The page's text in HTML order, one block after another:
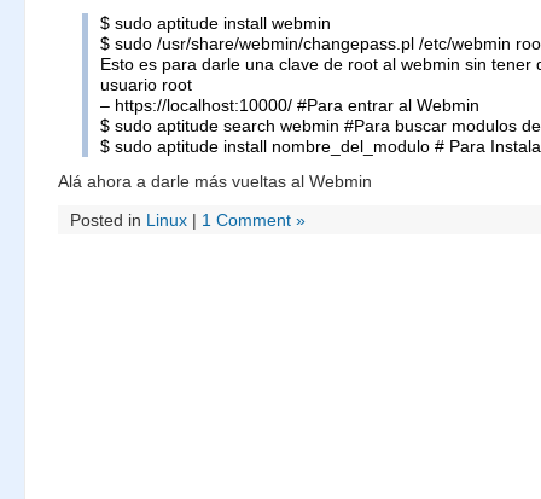
$ sudo aptitude install webmin
$ sudo /usr/share/webmin/changepass.pl /etc/webmin
Esto es para darle una clave de root al webmin sin tener
usuario root
– https://localhost:10000/ #Para entrar al Webmin
$ sudo aptitude search webmin #Para buscar modulos
$ sudo aptitude install nombre_del_modulo # Para
Alá ahora a darle más vueltas al Webmin
Posted in Linux | 1 Comment »